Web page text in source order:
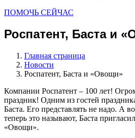
ПОМОЧЬ СЕЙЧАС
Роспатент, Баста и
Главная страница
Новости
Роспатент, Баста и «Овощи»
Компании Роспатент – 100 лет!
праздник! Одним из гостей
Баста. Его представлять не надо. А
теперь это называют, Баста
«Овощи».